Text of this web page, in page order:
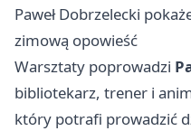
Paweł Dobrzelecki
zimową opowieść
Warsztaty poprowadzi
bibliotekarz, trener i
który potrafi prowadzić